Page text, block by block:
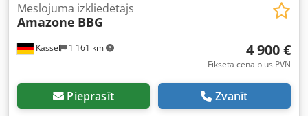
Kassel 1 161 km
Mēslojuma izkliedētājs
Amazone BBG
4 900 €
Fiksēta cena plus PVN
Pieprasīt Zvanīt